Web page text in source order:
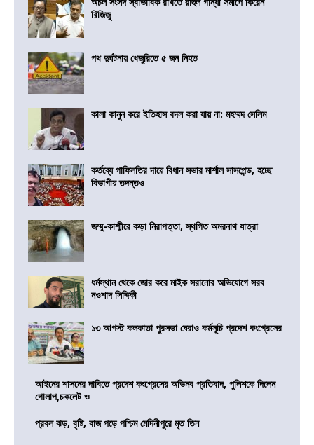
রিজিজু
পথ দুর্ঘটনায় খেজুরিতে ৫ জন নিহত
কালা কানুন করে ইতিহাস বদল করা যায় না: মহম্মদ সেলিম
কর্তব্যে গাফিলতির দায়ে বিধান সভার মার্শাল সাসপেন্ড, হচ্ছে
বিভাগীয় তদন্তও
জম্মু-কাশ্মীরে কড়া নিরাপত্তা, স্থগিত অমরনাথ যাত্রা
ধর্মস্থান থেকে জোর করে মাইক সরানোর অভিযোগে সরব
নওশাদ সিদ্দিকী
১৩ আগস্ট কলকাতা পুরসভা ঘেরাও কর্মসূচি প্রদেশ কংগ্রেসের
আইনের শাসনের দাবিতে প্রদেশ কংগ্রেসের অভিনব প্রতিবাদ, পুলিশকে দিলেন
গোলাপ,চকলেট ও
প্রবল ঝড়, বৃষ্টি, বাজ পড়ে পশ্চিম মেদিনীপুরে মৃত তিন